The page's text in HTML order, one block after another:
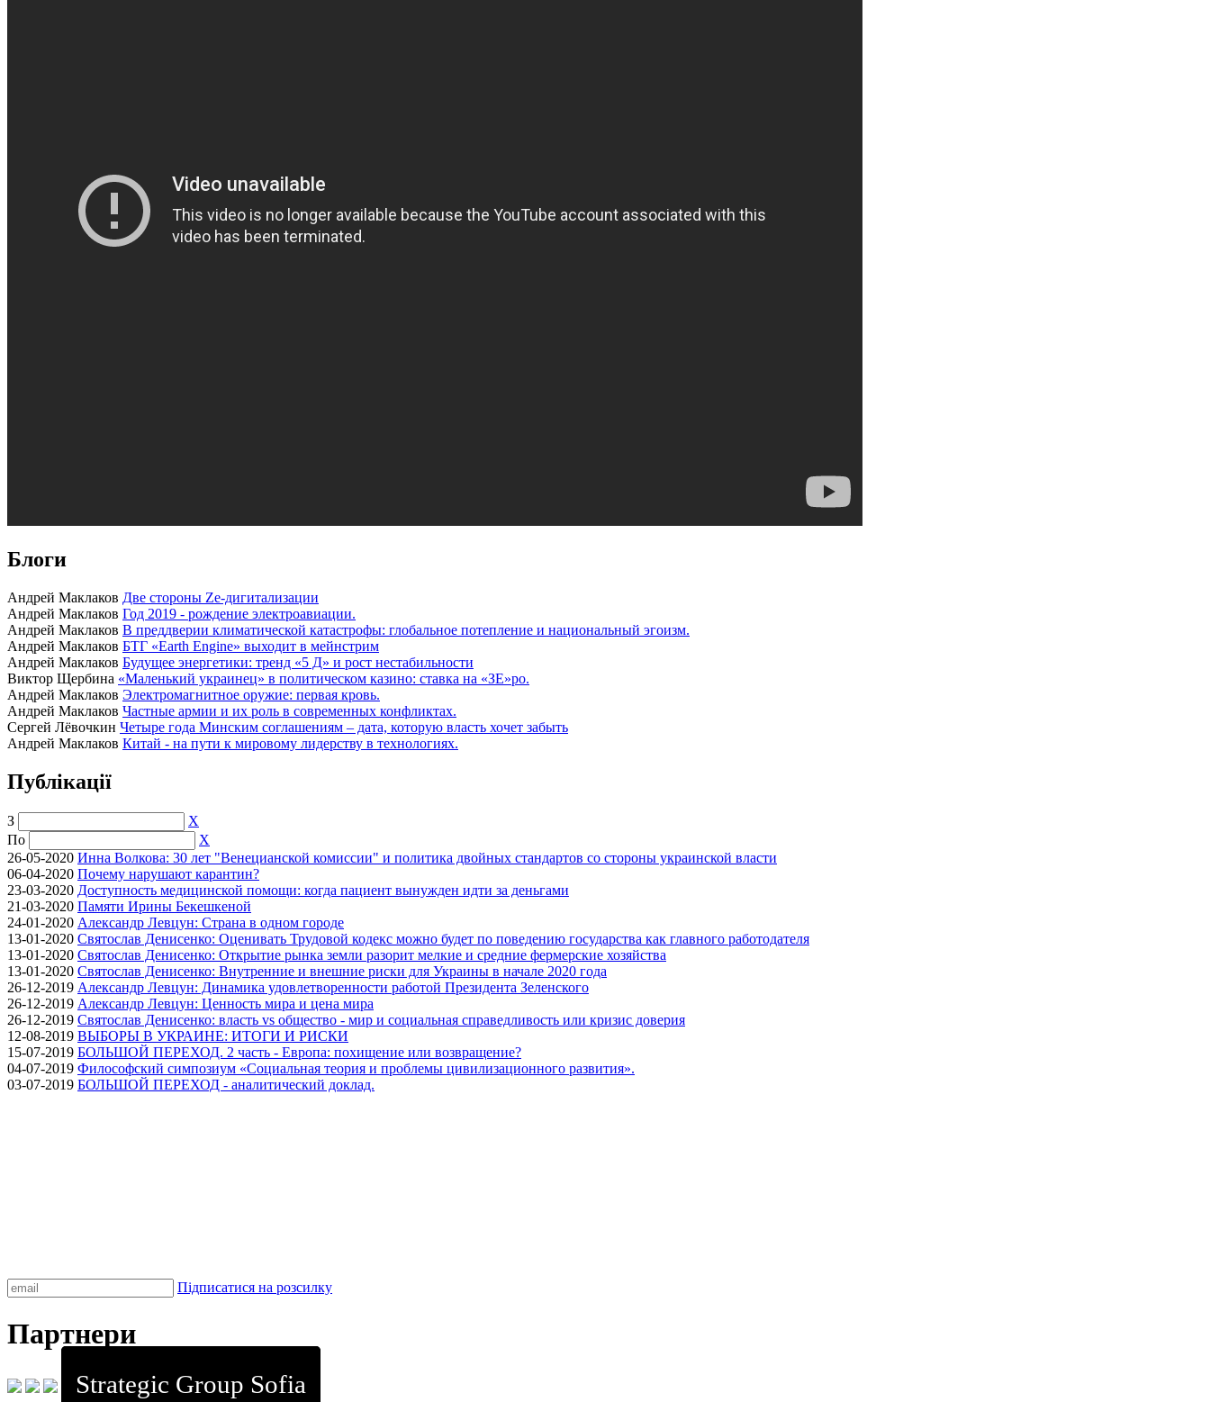
Блоги
Андрей Маклаков Две стороны Ze-дигитализации
Андрей Маклаков Год 2019 - рождение электроавиации.
Андрей Маклаков В преддверии климатической катастрофы: глобальное потепление и национальный эгоизм.
Андрей Маклаков БТГ «Earth Engine» выходит в мейнстрим
Андрей Маклаков Будущее энергетики: тренд «5 Д» и рост нестабильности
Виктор Щербина «Маленький украинец» в политическом казино: ставка на «ЗЕ»ро.
Андрей Маклаков Электромагнитное оружие: первая кровь.
Андрей Маклаков Частные армии и их роль в современных конфликтах.
Сергей Лёвочкин Четыре года Минским соглашениям – дата, которую власть хочет забыть
Андрей Маклаков Китай - на пути к мировому лидерству в технологиях.
Публікації
З
X
По
X
26-05-2020 Инна Волкова: 30 лет "Венецианской комиссии" и политика двойных стандартов со стороны украинской власти
06-04-2020 Почему нарушают карантин?
23-03-2020 Доступность медицинской помощи: когда пациент вынужден идти за деньгами
21-03-2020 Памяти Ирины Бекешкеной
24-01-2020 Александр Левцун: Страна в одном городе
13-01-2020 Святослав Денисенко: Оценивать Трудовой кодекс можно будет по поведению государства как главного работодателя
13-01-2020 Святослав Денисенко: Открытие рынка земли разорит мелкие и средние фермерские хозяйства
13-01-2020 Святослав Денисенко: Внутренние и внешние риски для Украины в начале 2020 года
26-12-2019 Александр Левцун: Динамика удовлетворенности работой Президента Зеленского
26-12-2019 Александр Левцун: Ценность мира и цена мира
26-12-2019 Святослав Денисенко: власть vs общество - мир и социальная справедливость или кризис доверия
12-08-2019 ВЫБОРЫ В УКРАИНЕ: ИТОГИ И РИСКИ
15-07-2019 БОЛЬШОЙ ПЕРЕХОД. 2 часть - Европа: похищение или возвращение?
04-07-2019 Философский симпозиум «Социальная теория и проблемы цивилизационного развития».
03-07-2019 БОЛЬШОЙ ПЕРЕХОД - аналитический доклад.
Підписатися на розсилку
Партнери
Strategic Group Sofia